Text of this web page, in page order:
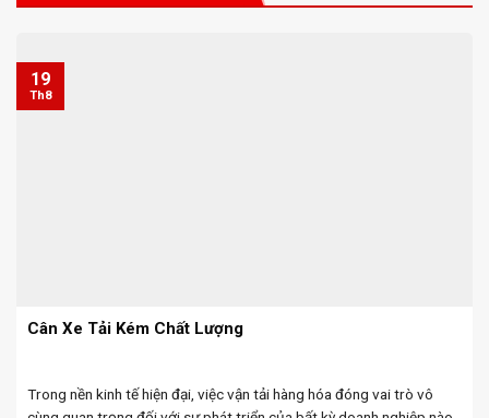
Cân Xe Tải Kém Chất Lượng
Trong nền kinh tế hiện đại, việc vận tải hàng hóa đóng vai trò vô
19
Th8